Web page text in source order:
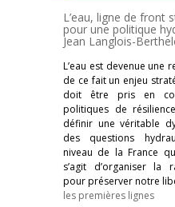
L’eau, ligne de front
pour une politique
Jean Langlois-
L’eau est devenue une
de ce fait un enjeu
doit être pris en
politiques de
définir une véritable
des questions
niveau de la France
s’agit d’organiser la
pour préserver notre
les premières lignes